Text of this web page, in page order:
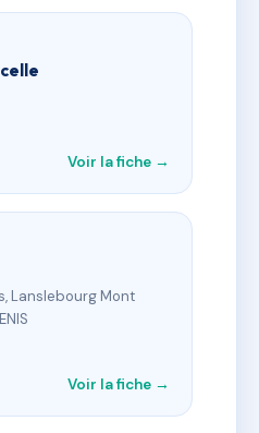
Voir la fiche →
Lanslebourg Mont
Voir la fiche →